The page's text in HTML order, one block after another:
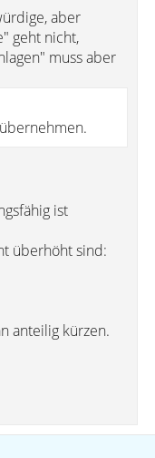
aber
geht nicht,
muss aber
ist
überhöht sind:
anteilig kürzen.